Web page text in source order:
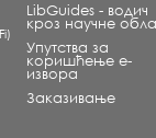
LibGuides - водич
кроз научне
Упутства за
коришћење е-
извора
Заказивање